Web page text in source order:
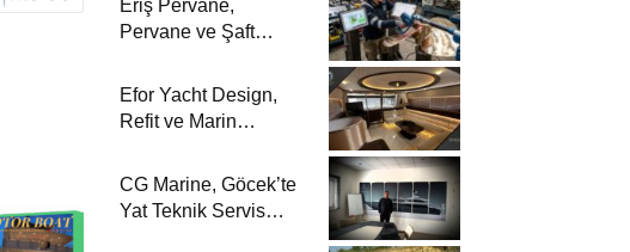
Eriş Pervane,
Pervane ve Şaft
Uzmanlığıyla Yat
Dergisi’nde
Efor Yacht Design,
Refit ve Marin
Çözümleriyle Yat
Dergisi’nde
CG Marine, Göcek’te
Yat Teknik Servis